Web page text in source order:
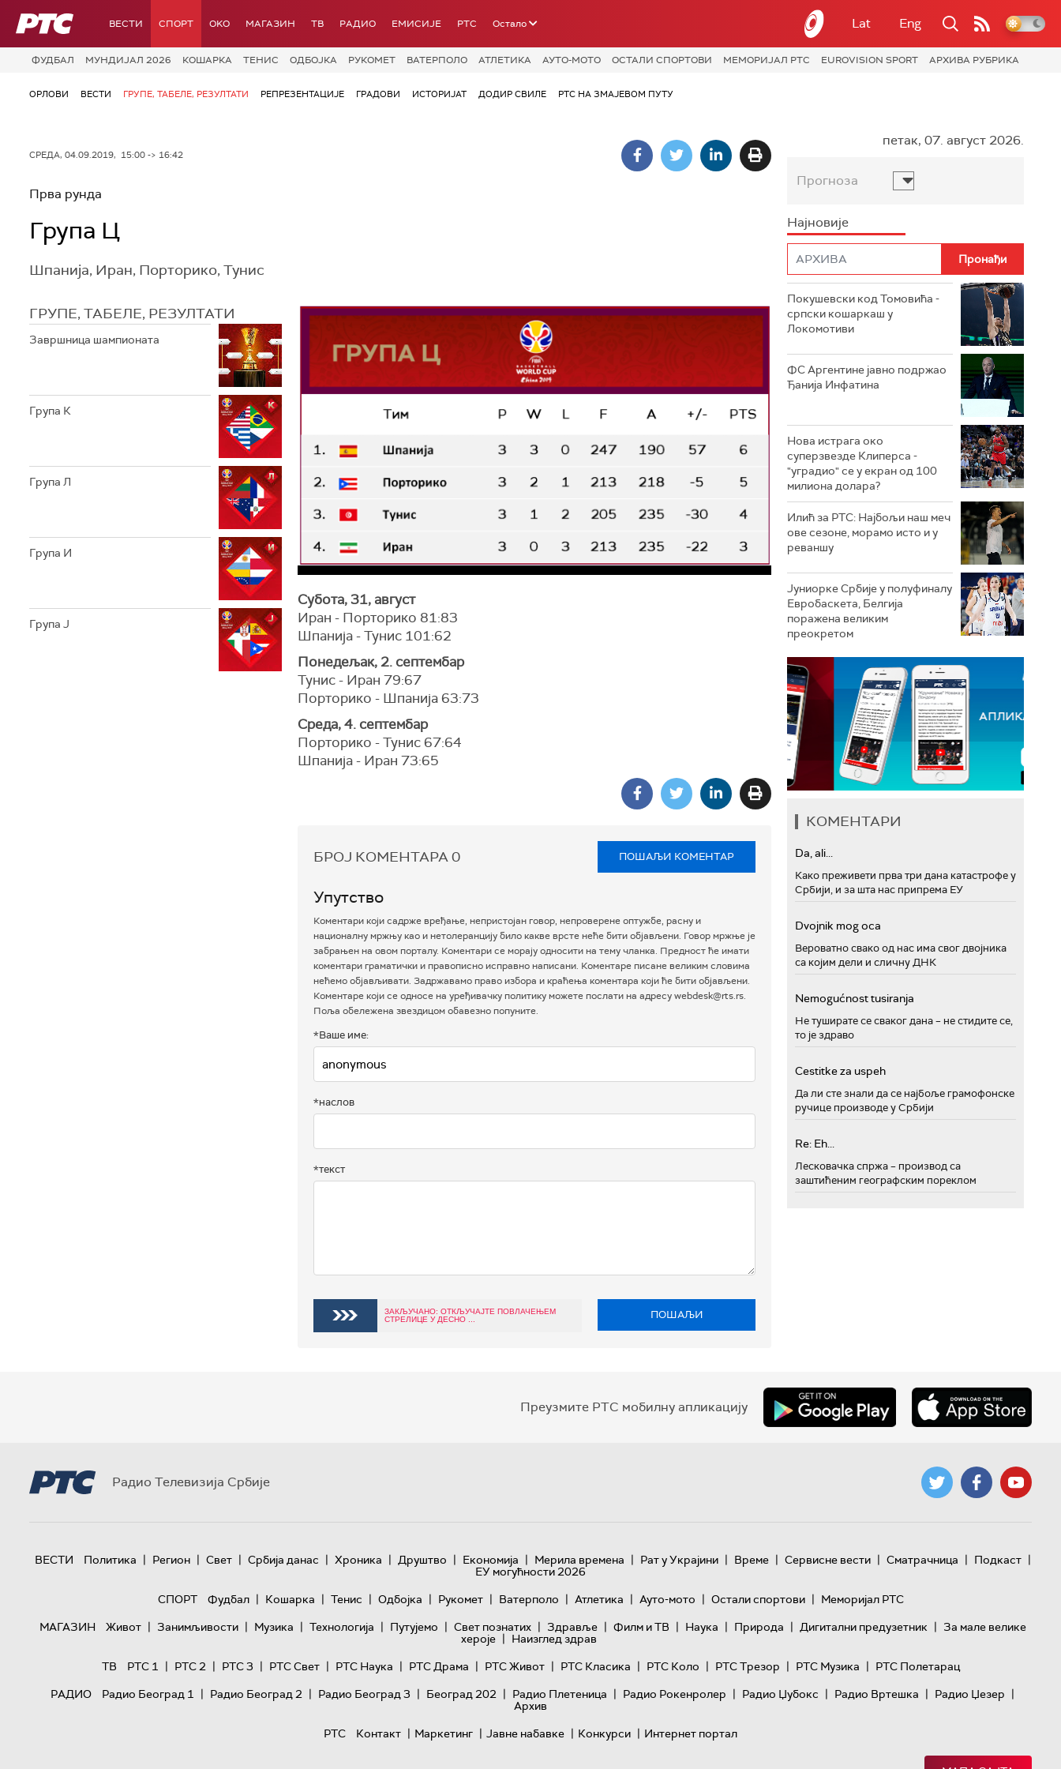
РТС ВЕСТИ СПОРТ OKO МАГАЗИН ТВ РАДИО ЕМИСИЈЕ РТС Остало Lat Eng
ФУДБАЛ МУНДИЈАЛ 2026 КОШАРКА ТЕНИС ОДБОЈКА РУКОМЕТ ВАТЕРПОЛО АТЛЕТИКА АУТО-МОТО ОСТАЛИ СПОРТОВИ МЕМОРИЈАЛ РТС EUROVISION SPORT АРХИВА РУБРИКА
ОРЛОВИ ВЕСТИ ГРУПЕ, ТАБЕЛЕ, РЕЗУЛТАТИ РЕПРЕЗЕНТАЦИЈЕ ГРАДОВИ ИСТОРИЈАТ ДОДИР СВИЛЕ РТС НА ЗМАЈЕВОМ ПУТУ
СРЕДА, 04.09.2019, 15:00 -> 16:42
Прва рунда
Група Ц
Шпанија, Иран, Порторико, Тунис
ГРУПЕ, ТАБЕЛЕ, РЕЗУЛТАТИ
Завршница шампионата
Група К
Група Л
Група И
Група Ј
Субота, 31, август
Иран - Порторико 81:83
Шпанија - Тунис 101:62
Понедељак, 2. септембар
Тунис - Иран 79:67
Порторико - Шпанија 63:73
Среда, 4. септембар
Порторико - Тунис 67:64
Шпанија - Иран 73:65
БРОЈ КОМЕНТАРА0 ПОШАЉИ КОМЕНТАР
Упутство
Коментари који садрже вређање, непристојан говор, непроверене оптужбе, расну и
националну мржњу као и нетолеранцију било какве врсте неће бити објављени. Говор мржње је
забрањен на овом порталу. Коментари се морају односити на тему чланка. Предност ће имати
коментари граматички и правописно исправно написани. Коментаре писане великим словима
нећемо објављивати. Задржавамо право избора и краћења коментара који ће бити објављени.
Коментаре који се односе на уређивачку политику можете послати на адресу webdesk@rts.rs.
Поља обележена звездицом обавезно попуните.
*Ваше име:
*наслов
*текст
ЗАКЉУЧАНО: ОТКЉУЧАЈТЕ ПОВЛАЧЕЊЕМ
СТРЕЛИЦЕ У ДЕСНО ...
ПОШАЉИ
петак, 07. август 2026.
Прогноза
Најновије
Покушевски код Томовића -
српски кошаркаш у
Локомотиви
ФС Аргентине јавно подржао
Ђанија Инфатина
Нова истрага око
суперзвезде Клиперса -
"уградио" се у екран од 100
милиона долара?
Илић за РТС: Најбољи наш меч
ове сезоне, морамо исто и у
реваншу
Јуниорке Србије у полуфиналу
Евробаскета, Белгија
поражена великим
преокретом
КОМЕНТАРИ
Da, ali...
Како преживети прва три дана катастрофе у
Србији, и за шта нас припрема ЕУ
Dvojnik mog oca
Вероватно свако од нас има свог двојника
са којим дели и сличну ДНК
Nemogućnost tusiranja
Не туширате се сваког дана – не стидите се,
то је здраво
Cestitke za uspeh
Да ли сте знали да се најбоље грамофонске
ручице производе у Србији
Re: Eh...
Лесковачка спржа – производ са
заштићеним географским пореклом
Преузмите РТС мобилну апликацију
Радио Телевизија Србије
ВЕСТИ Политика | Регион | Свет | Србија данас | Хроника | Друштво | Економија | Мерила времена | Рат у Украјини | Време | Сервисне вести | Сматрачница | Подкаст |
ЕУ могућности 2026
СПОРТ
Фудбал | Кошарка | Тенис | Одбојка | Рукомет | Ватерполо | Атлетика | Ауто-мото | Остали спортови | Меморијал РТС
МАГАЗИН
Живот | Занимљивости | Музика | Технологијa | Путујемо | Свет познатих | Здравље | Филм и ТВ | Наука | Природа | Дигитални предузетник | За мале велике
хероје | Наизглед здрав
ТВ
РТС 1 | РТС 2 | РТС 3 | РТС Свет | РТС Наука | РТС Драма | РТС Живот | РТС Класика | РТС Коло | РТС Трезор | РТС Музика | РТС Полетарац
РАДИО
Радио Београд 1 | Радио Београд 2 | Радио Београд 3 | Београд 202 | Радио Плетеница | Радио Рокенролер | Радио Џубокс | Радио Вртешка | Радио Џезер |
Архив
РТС
Контакт | Маркетинг | Јавне набавке | Конкурси | Интернет портал